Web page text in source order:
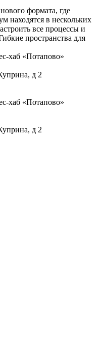
формата, где
находятся в нескольких
все процессы и
пространства для
хаб «Потапово»
д 2
хаб «Потапово»
д 2